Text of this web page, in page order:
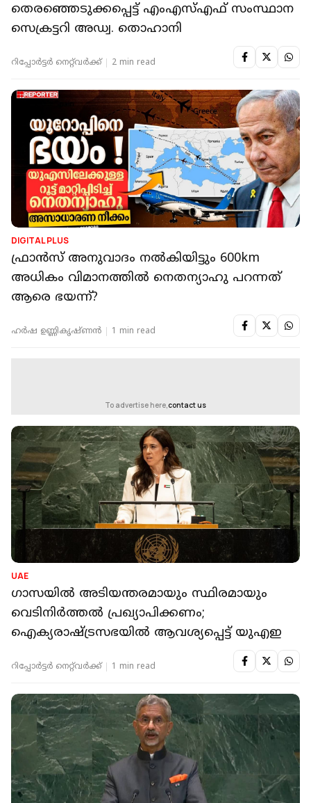
തെരഞ്ഞെടുക്കപ്പെട്ട് എംഎസ്എഫ് സംസ്ഥാന
സെക്രട്ടറി അഡ്വ. തൊഹാനി
റിപ്പോർട്ടർ നെറ്റ്‌വര്‍ക്ക്‌ 2 min read
DIGITAL PLUS
ഫ്രാൻസ് അനുവാദം നൽകിയിട്ടും 600km
അധികം വിമാനത്തിൽ നെതന്യാഹു പറന്നത്
ആരെ ഭയന്ന്?
ഹർഷ ഉണ്ണികൃഷ്ണൻ 1 min read
To advertise here, contact us
UAE
ഗാസയിൽ അടിയന്തരമായും സ്ഥിരമായും
വെടിനിർത്തൽ പ്രഖ്യാപിക്കണം;
ഐക്യരാഷ്ട്രസഭയിൽ ആവശ്യപ്പെട്ട് യുഎഇ
റിപ്പോർട്ടർ നെറ്റ്‌വര്‍ക്ക്‌ 1 min read